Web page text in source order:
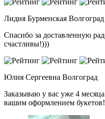
Лидия Бурменская Волгоград
Спасибо за доставленную
счастливы!)))
Юлия Сергеевна Волгоград
Заказываю у вас уже 4
вашим оформлением букетов!